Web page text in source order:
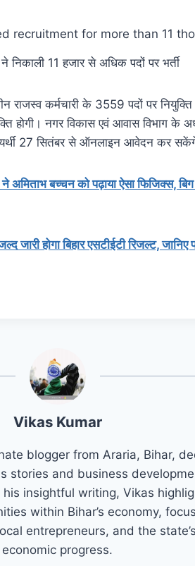
ने निकाली 11 हजार से अधिक पदों पर भर्ती
कर्मचारी के 3559 पदों पर नियुक्ति
नगर विकास एवं आवास विभाग के
27 सितंबर से ऑनलाइन आवेदन कर
बच्चन को पढ़ाया ऐसा फिजिक्स, बिग
होगा बिहार एसटीईटी रिजल्ट, जानिए
Vikas Kumar
blogger from Araria, Bihar,
stories and business
insightful writing, Vikas
within Bihar’s economy,
entrepreneurs, and the
economic progress.